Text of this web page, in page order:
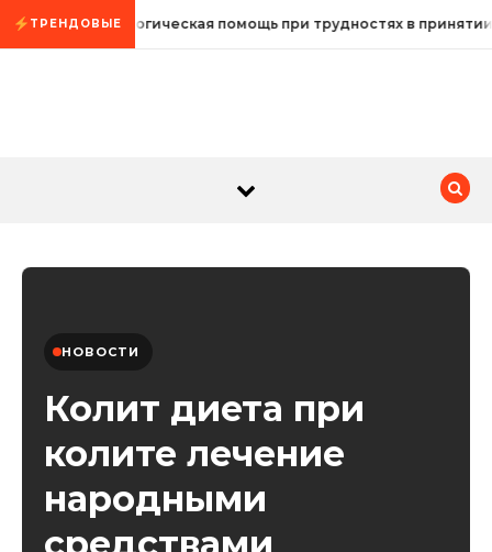
Промотать к содержимому
ТРЕНДОВЫЕ
Психологическая помощь при трудностях в
НОВОСТИ
Колит диета при
колите лечение
народными